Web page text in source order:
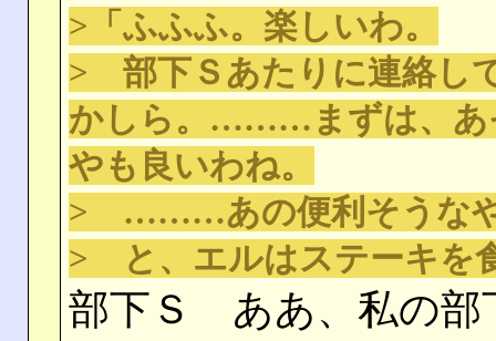
>「ふふふ。楽しいわ。
> 部下Ｓあたりに連絡し
かしら。………まずは、
やも良いわね。
> ………あの便利そうなや
> と、エルはステーキを
部下Ｓ ああ、私の部